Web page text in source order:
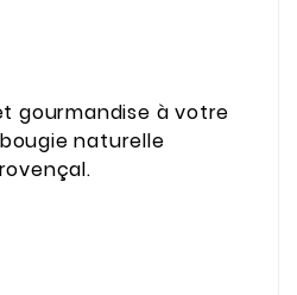
gourmandise à votre
naturelle